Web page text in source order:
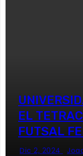
EL
FUTSAL
Dic 2, 2024